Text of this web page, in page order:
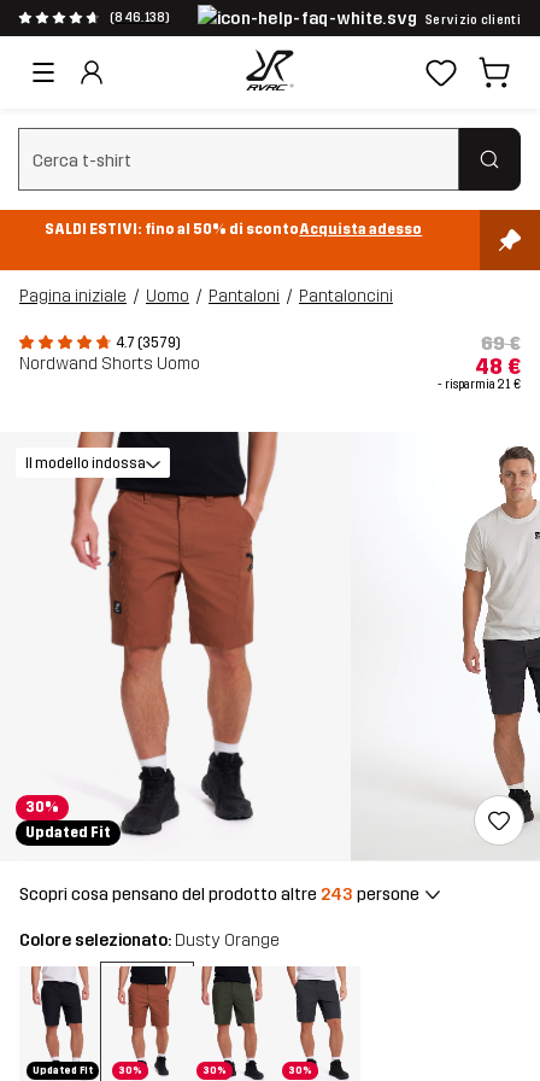
(846.138) Servizio clienti
Cancella ricerca
SALDI ESTIVI: fino al 50% di scontoAcquista adesso
Pagina iniziale Uomo Pantaloni Pantaloncini
4.7 (3579)
Nordwand Shorts Uomo
69 €
48 €
- risparmia 21 €
30%
Updated Fit
Il modello indossa
Scopri cosa pensano del prodotto altre 243 persone
Colore selezionato: Dusty Orange
Updated Fit 30% 30% 30%